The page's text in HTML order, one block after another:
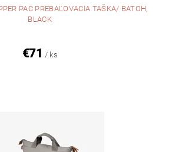
PAC PREBAĽOVACIA TAŠKA/ BATOH,
BLACK
€71 / ks